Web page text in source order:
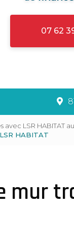
07 62
LSR HABITAT
HABITAT
mur